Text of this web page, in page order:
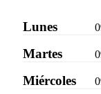
Lunes
Martes
Miércoles